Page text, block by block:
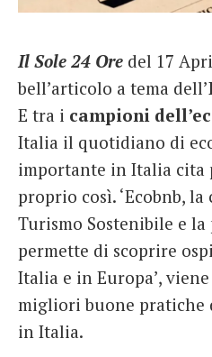
Italiano
Il Sole 24 Ore del 17
bell’articolo a tema dell’
E tra i campioni
Italia il quotidiano di
importante in Italia
proprio così. ‘Ecobnb,
Turismo Sostenibile e
permette di scoprire
Italia e in Europa’,
migliori buone pratiche
in Italia.